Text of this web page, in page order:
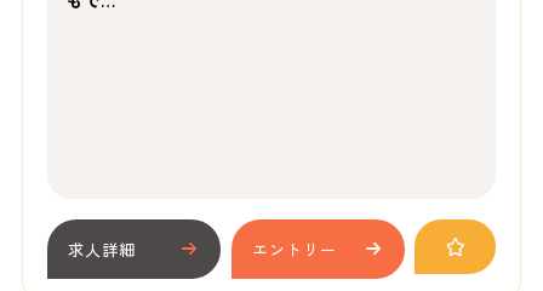
求人詳細 エントリー